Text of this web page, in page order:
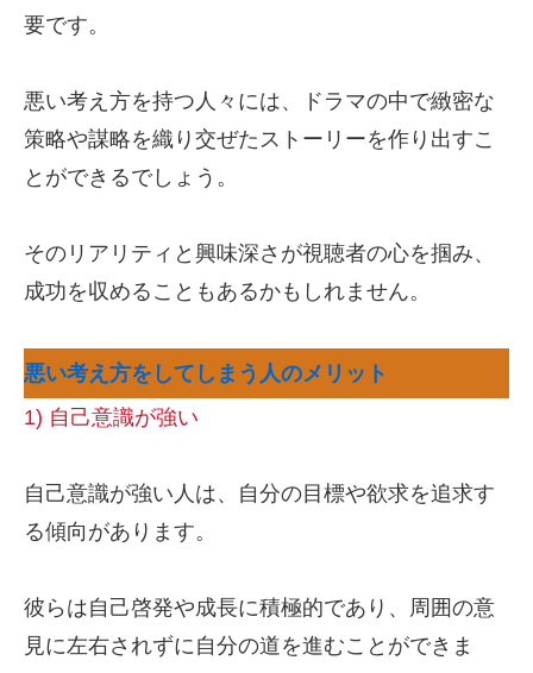
要です。
悪い考え方を持つ人々には、ドラマの中で緻密な
策略や謀略を織り交ぜたストーリーを作り出すこ
とができるでしょう。
そのリアリティと興味深さが視聴者の心を掴み、
成功を収めることもあるかもしれません。
悪い考え方をしてしまう人のメリット
1) 自己意識が強い
自己意識が強い人は、自分の目標や欲求を追求す
る傾向があります。
彼らは自己啓発や成長に積極的であり、周囲の意
見に左右されずに自分の道を進むことができま